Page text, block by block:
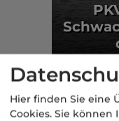
Markt
Aus
Hier finden Sie eine
Cookies. Sie können